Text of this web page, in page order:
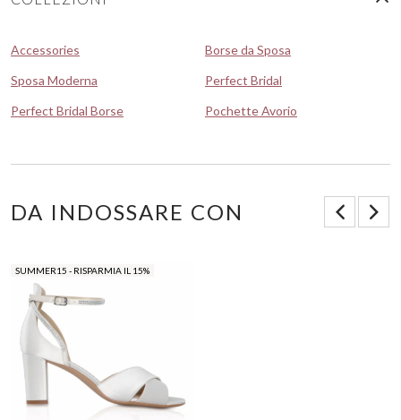
Accessories
Borse da Sposa
Sposa Moderna
Perfect Bridal
Perfect Bridal Borse
Pochette Avorio
DA INDOSSARE CON
SUMMER15 - RISPARMIA IL 15%